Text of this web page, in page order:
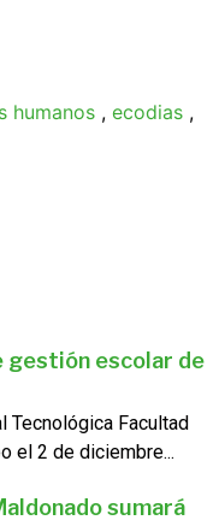
humanos , ecodias ,
gestión escolar de
Tecnológica Facultad
el 2 de diciembre...
sumará